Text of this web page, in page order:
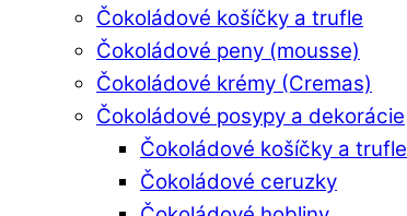
Čokoládové košíčky a trufle
Čokoládové peny (mousse)
Čokoládové krémy (Cremas)
Čokoládové posypy a dekorácie
Čokoládové košíčky a trufle
Čokoládové ceruzky